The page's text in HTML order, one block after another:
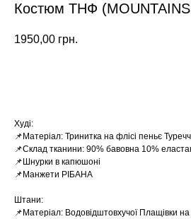
Костюм ТНФ
1950,00 грн.
Худі:
📌Матеріал: Тринитка на флісі пеньє
📌Склад тканини: 90% бавовна 10%
📌Шнурки в капюшоні
📌Манжети РІБАНА
Штани:
📌Матеріал: Водовідштовхучої Плащівки